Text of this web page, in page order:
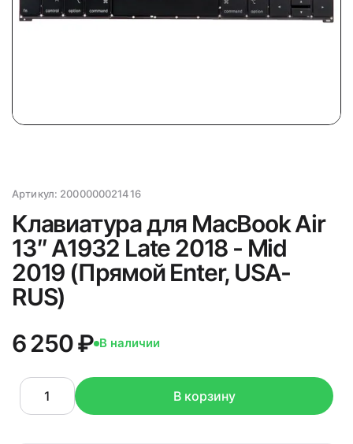
Артикул: 2000000021416
Клавиатура для MacBook Air
13″ A1932 Late 2018 - Mid
2019 (Прямой Enter, USA-
RUS)
6 250 ₽ В наличии
В корзину